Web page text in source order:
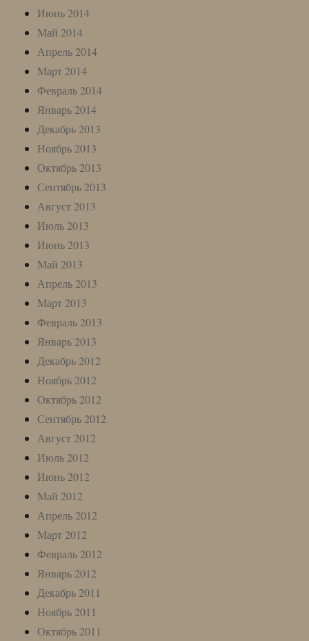
Июнь 2014
Май 2014
Апрель 2014
Март 2014
Февраль 2014
Январь 2014
Декабрь 2013
Ноябрь 2013
Октябрь 2013
Сентябрь 2013
Август 2013
Июль 2013
Июнь 2013
Май 2013
Апрель 2013
Март 2013
Февраль 2013
Январь 2013
Декабрь 2012
Ноябрь 2012
Октябрь 2012
Сентябрь 2012
Август 2012
Июль 2012
Июнь 2012
Май 2012
Апрель 2012
Март 2012
Февраль 2012
Январь 2012
Декабрь 2011
Ноябрь 2011
Октябрь 2011